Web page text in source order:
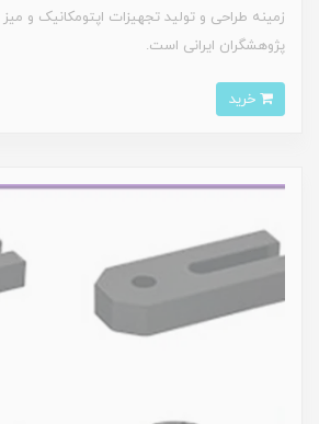
زمینه طراحی و تولید تجهیزات اپتومکانیک و
پژوهشگران ایرانی است.